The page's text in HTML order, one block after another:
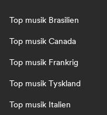
Top musik Brasilien
Top musik Canada
Top musik Frankrig
Top musik Tyskland
Top musik Italien